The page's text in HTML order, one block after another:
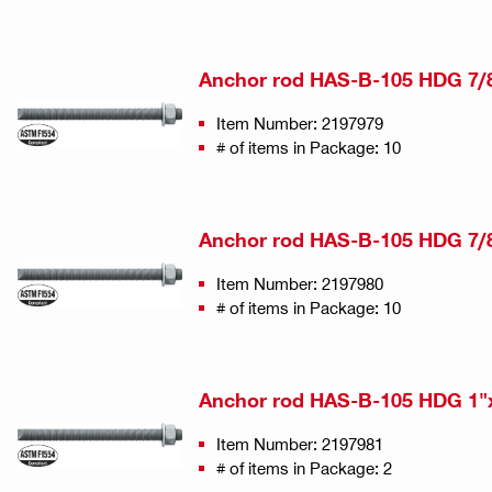
Anchor rod HAS-B-105 HDG
Item Number: 2197979
# of items in Package: 10
Anchor rod HAS-B-105 HDG
Item Number: 2197980
# of items in Package: 10
Anchor rod HAS-B-105 HDG
Item Number: 2197981
# of items in Package: 2